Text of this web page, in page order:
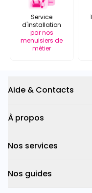
Service
d'installation
par nos
menuisiers de
métier
Aide & Contacts
À propos
Nos services
Nos guides